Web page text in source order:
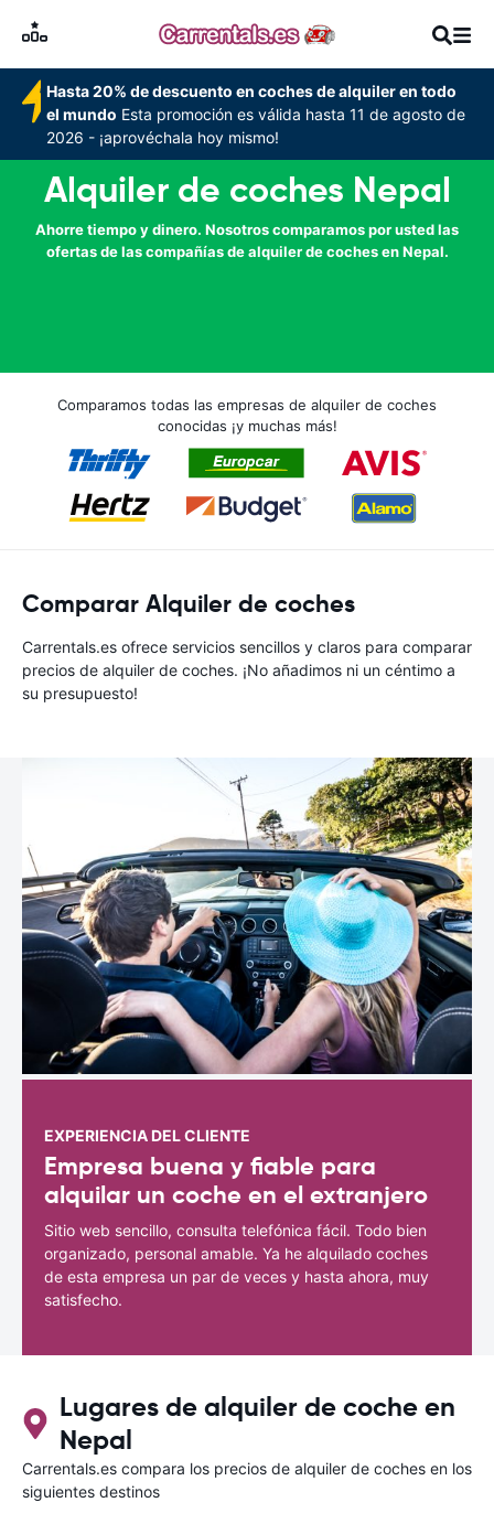
Hasta 20% de descuento en coches de alquiler en todo
el mundo Esta promoción es válida hasta 11 de agosto de
2026 - ¡aprovéchala hoy mismo!
Alquiler de coches Nepal
Ahorre tiempo y dinero. Nosotros comparamos por usted las
ofertas de las compañías de alquiler de coches en Nepal.
Comparamos todas las empresas de alquiler de coches
conocidas ¡y muchas más!
Comparar Alquiler de coches
Carrentals.es ofrece servicios sencillos y claros para comparar
precios de alquiler de coches. ¡No añadimos ni un céntimo a
su presupuesto!
EXPERIENCIA DEL CLIENTE
Empresa buena y fiable para
alquilar un coche en el extranjero
Sitio web sencillo, consulta telefónica fácil. Todo bien
organizado, personal amable. Ya he alquilado coches
de esta empresa un par de veces y hasta ahora, muy
satisfecho.
Lugares de alquiler de coche en
Nepal
Carrentals.es compara los precios de alquiler de coches en los
siguientes destinos